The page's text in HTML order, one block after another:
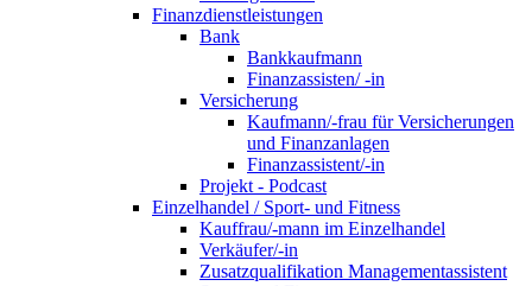
Finanzdienstleistungen
Bank
Bankkaufmann
Finanzassisten/ -in
Versicherung
Kaufmann/-frau für Versicherungen
und Finanzanlagen
Finanzassistent/-in
Projekt - Podcast
Einzelhandel / Sport- und Fitness
Kauffrau/-mann im Einzelhandel
Verkäufer/-in
Zusatzqualifikation Managementassistent